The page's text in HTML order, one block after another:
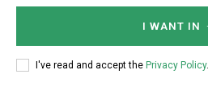
I WANT IN
I've read and accept the Privacy Policy.